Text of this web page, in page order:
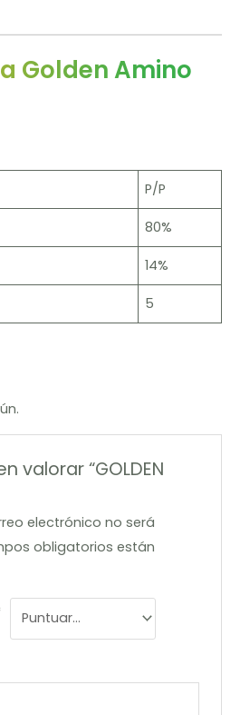
Golden Amino
P/P
80%
14%
5
valorar “GOLDEN
electrónico no será
obligatorios están